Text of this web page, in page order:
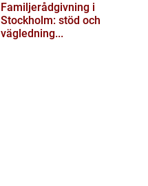
Familjerådgivning i
Stockholm: stöd och
vägledning...